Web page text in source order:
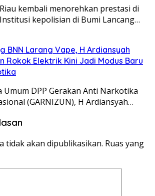
Riau kembali menorehkan prestasi di
kepolisian di Bumi Lancang…
BNN Larang Vape, H Ardiansyah
Rokok Elektrik Kini Jadi Modus Baru
Umum DPP Gerakan Anti Narkotika
(GARNIZUN), H Ardiansyah…
tidak akan dipublikasikan. Ruas yang